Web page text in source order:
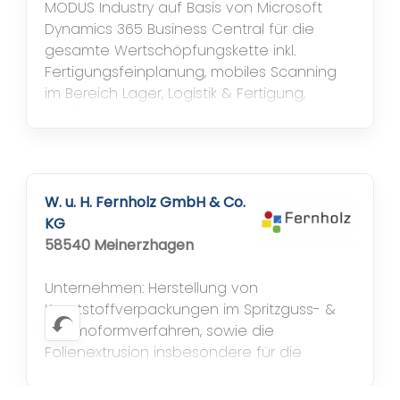
MODUS Industry auf Basis von Microsoft
Dynamics 365 Business Central für die
gesamte Wertschöpfungskette inkl.
Fertigungsfeinplanung, mobiles Scanning
im Bereich Lager, Logistik & Fertigung,
W. u. H. Fernholz GmbH & Co.
KG
58540 Meinerzhagen
Unternehmen: Herstellung von
Kunststoffverpackungen im Spritzguss- &
Thermoformverfahren, sowie die
Folienextrusion insbesondere für die